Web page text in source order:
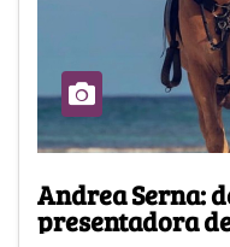
Andrea Serna:
presentadora